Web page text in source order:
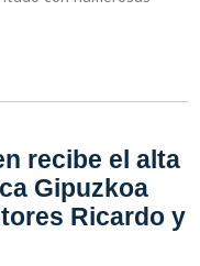
recibe el alta
Gipuzkoa
Ricardo y